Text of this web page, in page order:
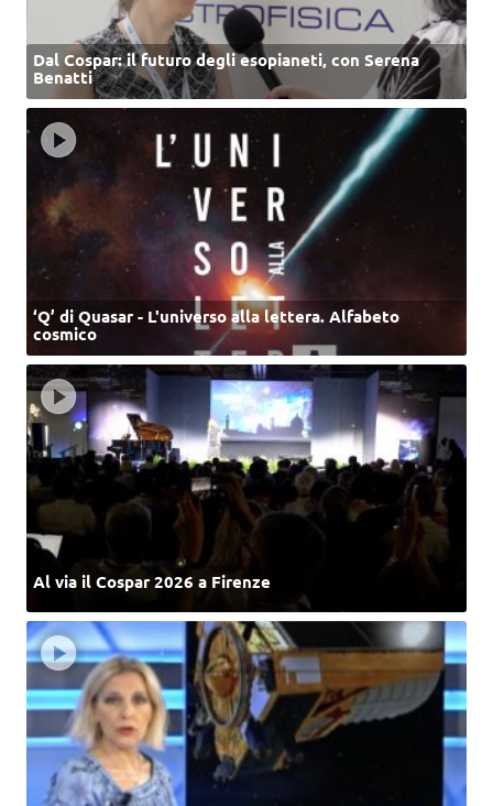
Dal Cospar: il futuro degli esopianeti, con Serena
Benatti
‘Q’ di Quasar - L'universo alla lettera. Alfabeto
cosmico
Al via il Cospar 2026 a Firenze